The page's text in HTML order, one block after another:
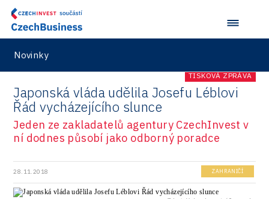
Novinky
TISKOVÁ ZPRÁVA
Japonská vláda udělila Josefu Léblovi
Řád vycházejícího slunce
Jeden ze zakladatelů agentury CzechInvest v
ní dodnes působí jako odborný poradce
28.11.2018 ZAHRANIČÍ